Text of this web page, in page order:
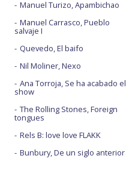
Manuel Turizo, Apambichao
Manuel Carrasco, Pueblo
salvaje I
Quevedo, El baifo
Nil Moliner, Nexo
Ana Torroja, Se ha acabado el
show
The Rolling Stones, Foreign
tongues
Rels B: love love FLAKK
Bunbury, De un siglo anterior